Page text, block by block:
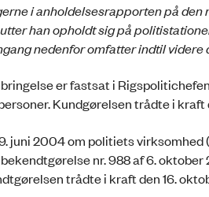
i anholdelsesrapporten på
han opholdt sig på
nedenfor omfatter indtil
er fastsat i
Kundgørelsen trådte i kraft
juni 2004 om politiets
nr. 988 af 6.
trådte i kraft den 16.